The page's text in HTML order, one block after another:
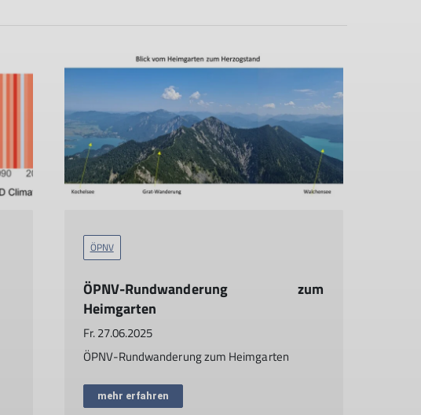
ÖPNV
ÖPNV-Rundwanderung zum
Heimgarten
Fr. 27.06.2025
ÖPNV-Rundwanderung zum Heimgarten
mehr erfahren